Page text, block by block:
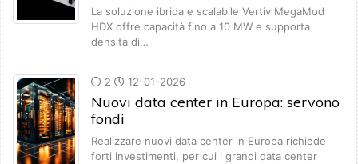
La soluzione ibrida e scalabile Vertiv MegaMod
HDX offre capacità fino a 10 MW e supporta
densità di…
2 12-01-2026
Nuovi data center in Europa: servono
fondi
Realizzare nuovi data center in Europa richiede
forti investimenti, per cui i grandi data center